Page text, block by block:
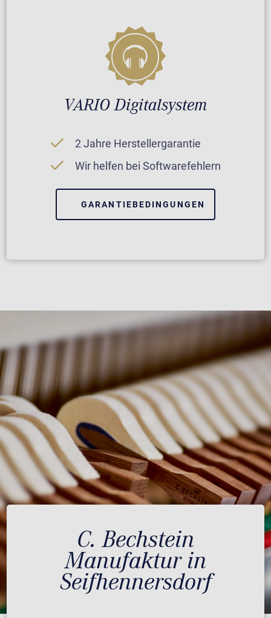
VARIO Digitalsystem
2 Jahre Herstellergarantie
Wir helfen bei Softwarefehlern
GARANTIEBEDINGUNGEN
C. Bechstein
Manufaktur in
Seifhennersdorf